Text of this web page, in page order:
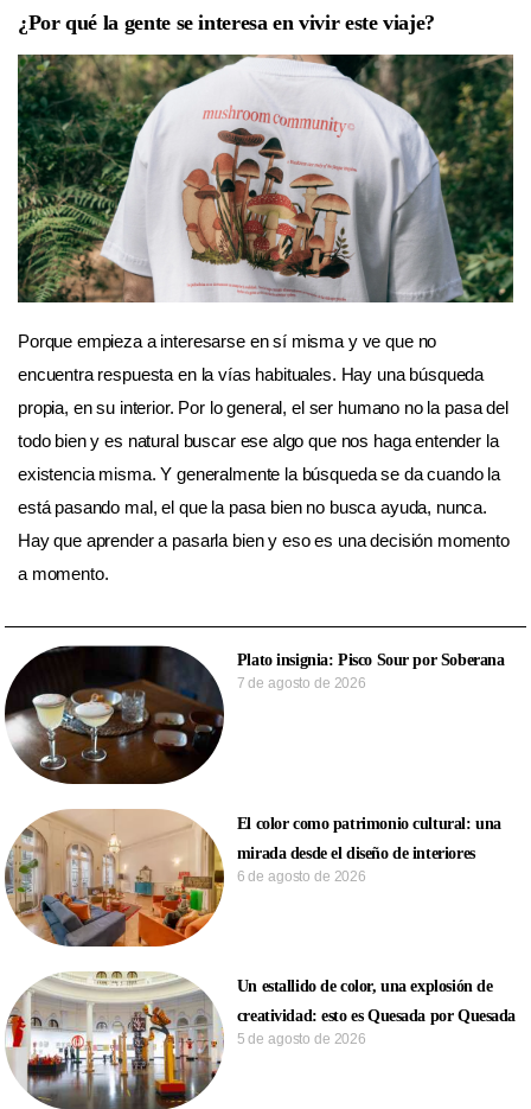
¿Por qué la gente se interesa en vivir este viaje?
Porque empieza a interesarse en sí misma y ve que no
encuentra respuesta en la vías habituales. Hay una búsqueda
propia, en su interior. Por lo general, el ser humano no la pasa del
todo bien y es natural buscar ese algo que nos haga entender la
existencia misma. Y generalmente la búsqueda se da cuando la
está pasando mal, el que la pasa bien no busca ayuda, nunca.
Hay que aprender a pasarla bien y eso es una decisión momento
a momento.
Plato insignia: Pisco Sour por Soberana
7 de agosto de 2026
El color como patrimonio cultural: una
mirada desde el diseño de interiores
6 de agosto de 2026
Un estallido de color, una explosión de
creatividad: esto es Quesada por Quesada
5 de agosto de 2026